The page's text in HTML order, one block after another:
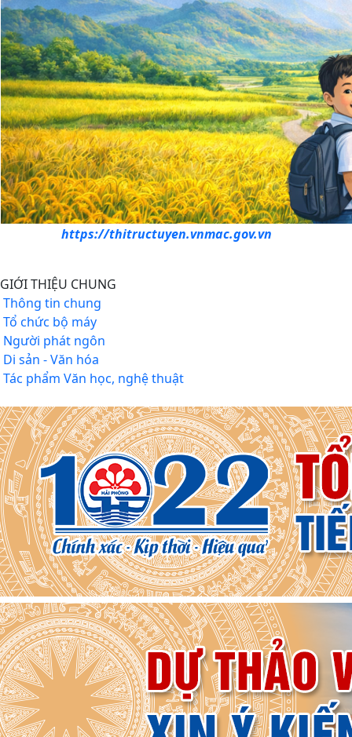
https://thitructuyen.vnmac.gov.vn
GIỚI THIỆU CHUNG
Thông tin chung
Tổ chức bộ máy
Người phát ngôn
Di sản - Văn hóa
Tác phẩm Văn học, nghệ thuật